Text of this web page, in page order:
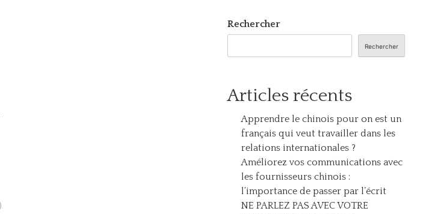
Rechercher
Rechercher
Articles récents
Apprendre le chinois pour on est un
français qui veut travailler dans les
relations internationales ?
Améliorez vos communications avec
les fournisseurs chinois :
l’importance de passer par l’écrit
NE PARLEZ PAS AVEC VOTRE